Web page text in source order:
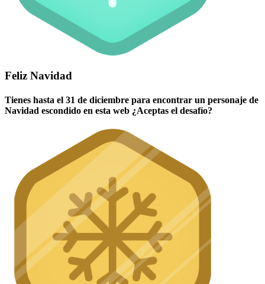
Feliz Navidad
Tienes hasta el 31 de diciembre para encontrar un personaje de
Navidad escondido en esta web ¿Aceptas el desafío?